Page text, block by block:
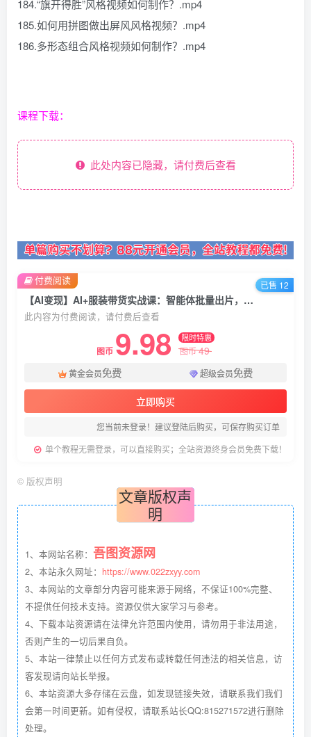
184.“旗开得胜”风格视频如何制作？.mp4
185.如何用拼图做出屏风风格视频？.mp4
186.多形态组合风格视频如何制作？.mp4
课程下载：
此处内容已隐藏，请付费后查看
【AI变现】AI+服装带货实战课：智能体批量出片，30天涨粉3万单条带货10万
此内容为付费阅读，请付费后查看
图币 9.98 限时特惠
图币49
黄金会员免费 超级会员免费
立即购买
您当前未登录！建议登陆后购买，可保存购买订单
单个教程无需登录，可以直接购买；全站资源终身会员免费下载！
付费阅读 已售 12
© 版权声明
文章版权声
明
1、本网站名称： 吾图资源网
2、本站永久网址： https://www.022zxyy.com
3、本网站的文章部分内容可能来源于网络，不保证100%完整、
不提供任何技术支持。资源仅供大家学习与参考。
4、下载本站资源请在法律允许范围内使用，请勿用于非法用途，
否则产生的一切后果自负。
5、本站一律禁止以任何方式发布或转载任何违法的相关信息，访
客发现请向站长举报。
6、本站资源大多存储在云盘，如发现链接失效，请联系我们我们
会第一时间更新。如有侵权，请联系站长QQ:815271572进行删除
处理。